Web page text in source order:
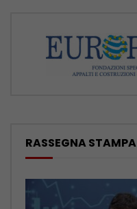
RASSEGNA STAMPA